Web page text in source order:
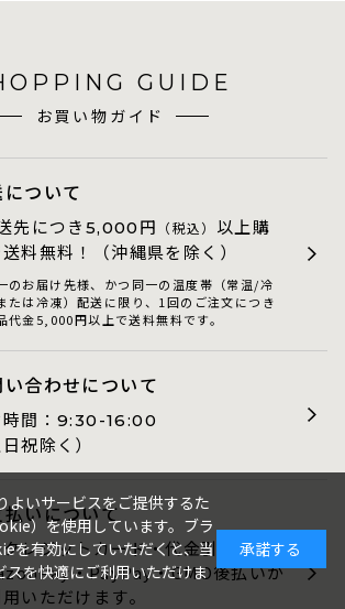
GUIDE
お買い物ガイド
ついて
先につき 5,000 円 （税込） 以上購
料無料！（沖縄県を除く）
のお届け先様、かつ同一の温度帯（常温/冷
たは冷凍）配送に限り、1回のご注文につき
代金5,000円以上で送料無料です。
い合わせについて
間： 9:30-16:00
日祝除く）
払いについて
レジットカード・代金引換・
・PayPay・GMO後払いが
いただけます。
よいサービスをご提供するた
）を使用しています。ブラ
を有効にしていただくと、当
スを快適にご利用いただけま
承諾する